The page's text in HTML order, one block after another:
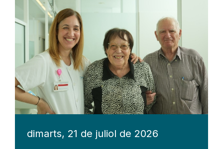
dimarts, 21 de juliol de 2026